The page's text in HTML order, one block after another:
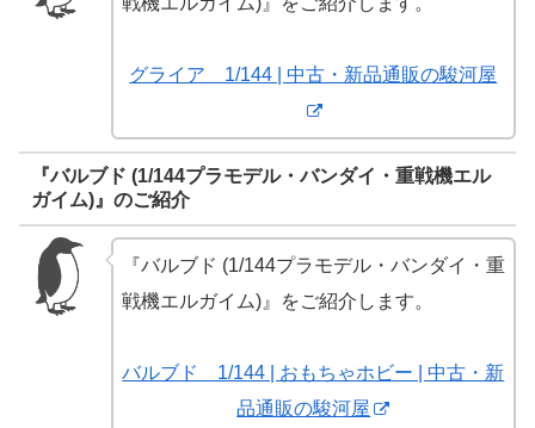
グライア 1/144 | 中古・新品通販の駿河屋
『バルブド (1/144プラモデル・バンダイ・重戦機エル
ガイム)』のご紹介
『バルブド (1/144プラモデル・バンダイ・重
戦機エルガイム)』をご紹介します。
バルブド 1/144 | おもちゃホビー | 中古・新
品通販の駿河屋